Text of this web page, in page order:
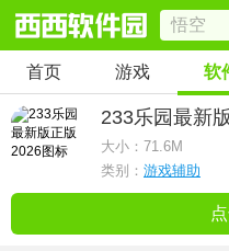
首页 游戏 软
233乐园最新
大小： 71.6M
类别： 游戏辅助